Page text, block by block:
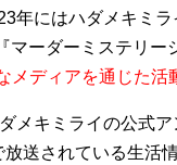
年にはハダメキミ
ーダーミステリー
メディアを通じた活
メキミライの公式
送されている生活